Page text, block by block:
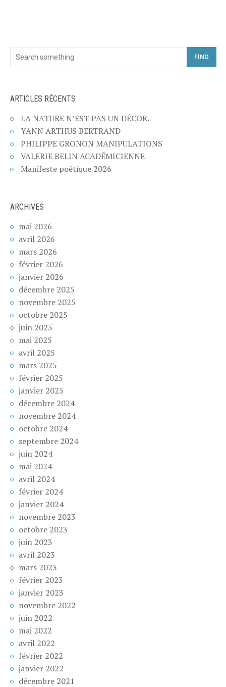
FIND
ARTICLES RÉCENTS
LA NATURE N’EST PAS UN DÉCOR.
YANN ARTHUS BERTRAND
PHILIPPE GRONON MANIPULATIONS
VALERIE BELIN ACADÉMICIENNE
Manifeste poétique 2026
ARCHIVES
mai 2026
avril 2026
mars 2026
février 2026
janvier 2026
décembre 2025
novembre 2025
octobre 2025
juin 2025
mai 2025
avril 2025
mars 2025
février 2025
janvier 2025
décembre 2024
novembre 2024
octobre 2024
septembre 2024
juin 2024
mai 2024
avril 2024
février 2024
janvier 2024
novembre 2023
octobre 2023
juin 2023
avril 2023
mars 2023
février 2023
janvier 2023
novembre 2022
juin 2022
mai 2022
avril 2022
février 2022
janvier 2022
décembre 2021